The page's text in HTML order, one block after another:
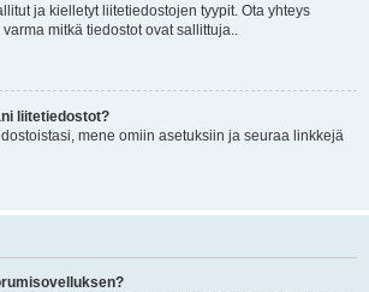
ja kielletyt liitetiedostojen tyypit. Ota yhteys
mitkä tiedostot ovat sallittuja..
liitetiedostot?
mene omiin asetuksiin ja seuraa linkkejä